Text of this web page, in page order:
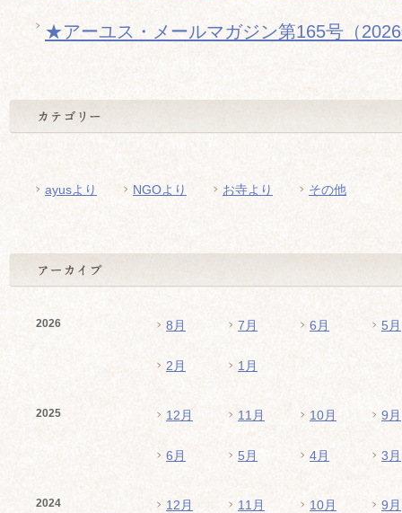
★アーユス・メールマガジン第165号（
ayusより NGOより お寺より その他
2026 8月 7月 6月 5月
2月 1月
2025 12月 11月 10月 9月
6月 5月 4月 3月
2024 12月 11月 10月 9月